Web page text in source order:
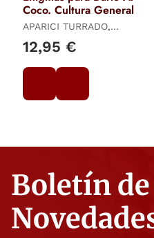
Coco. Cultura General
APARICI TURRADO,
12,95 €
Boletín de